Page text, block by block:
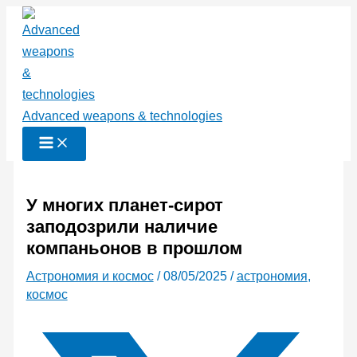
Перейти
содержимому
Advanced weapons & technologies
У многих планет-сирот
заподозрили наличие
компаньонов в прошлом
Астрономия и космос/08/05/2025 /астрономия,
космос